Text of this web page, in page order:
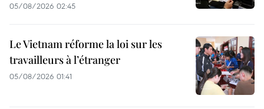
05/08/2026 02:45
Le Vietnam réforme la loi sur les
travailleurs à l’étranger
05/08/2026 01:41